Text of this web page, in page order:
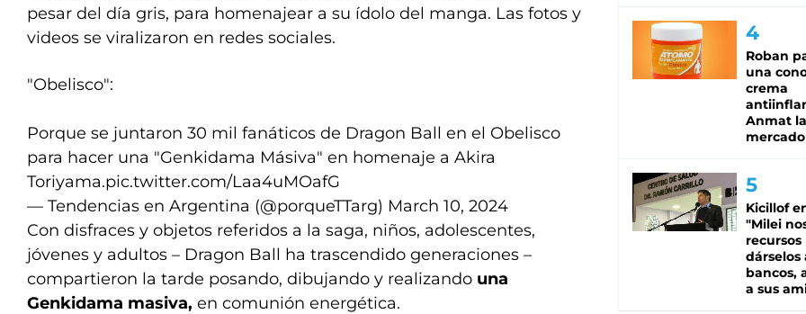
pesar del día gris, para homenajear a su ídolo del manga. Las fotos y
videos se viralizaron en redes sociales.
"Obelisco":
Porque se juntaron 30 mil fanáticos de Dragon Ball en el Obelisco
para hacer una "Genkidama Másiva" en homenaje a Akira
Toriyama.pic.twitter.com/Laa4uMOafG
— Tendencias en Argentina (@porqueTTarg) March 10, 2024
Con disfraces y objetos referidos a la saga, niños, adolescentes,
jóvenes y adultos – Dragon Ball ha trascendido generaciones –
compartieron la tarde posando, dibujando y realizando una
Genkidama masiva, en comunión energética.
Roban
una
crema
Anmat
mercado
Kicillof
"Milei
recursos
dárselos
bancos,
a sus